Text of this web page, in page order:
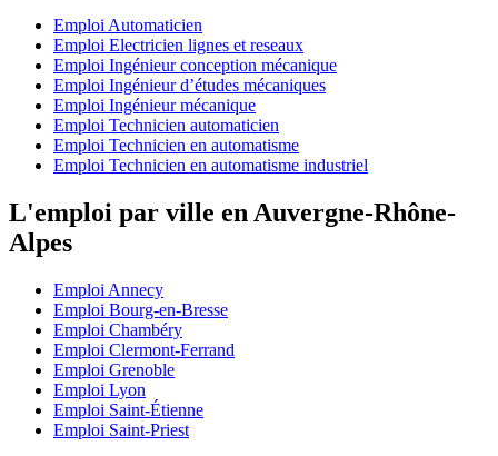
Emploi Automaticien
Emploi Electricien lignes et reseaux
Emploi Ingénieur conception mécanique
Emploi Ingénieur d’études mécaniques
Emploi Ingénieur mécanique
Emploi Technicien automaticien
Emploi Technicien en automatisme
Emploi Technicien en automatisme industriel
L'emploi par ville en Auvergne-Rhône-
Alpes
Emploi Annecy
Emploi Bourg-en-Bresse
Emploi Chambéry
Emploi Clermont-Ferrand
Emploi Grenoble
Emploi Lyon
Emploi Saint-Étienne
Emploi Saint-Priest